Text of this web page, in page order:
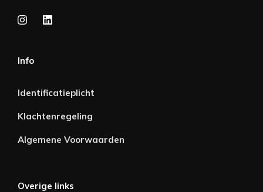
Info
Identificatieplicht
Klachtenregeling
Algemene Voorwaarden
Overige links